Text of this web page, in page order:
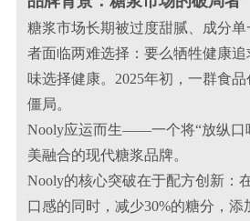
糖浆市场长期被过度甜腻、成分
者面临两难选择：要么牺牲健康
味选择健康。2025年初，一群食
僵局。
Nooly应运而生——一个将“放纵口
美融合的现代糖浆品牌。
Nooly的核心突破在于配方创新：
口感的同时，减少30%的糖分，添